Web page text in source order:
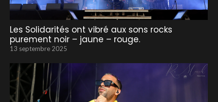
Les Solidarités ont vibré aux sons rocks
purement noir – jaune – rouge.
13 septembre 2025